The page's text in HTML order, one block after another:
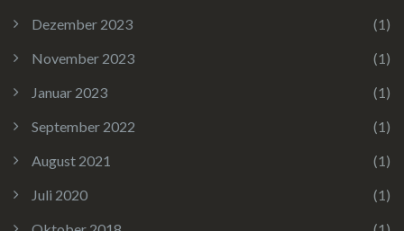
Dezember 2023
(1)
November 2023
(1)
Januar 2023
(1)
September 2022
(1)
August 2021
(1)
Juli 2020
(1)